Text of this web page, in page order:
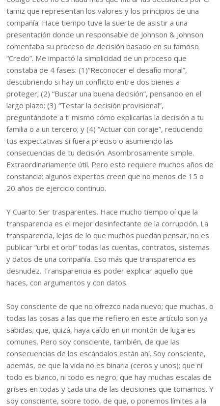
tamiz que representan los valores y los principios de una
compañía. Hace tiempo tuve la suerte de asistir a una
presentación donde un responsable de Johnson & Johnson
comentaba su proceso de decisión basado en su famoso
“Credo”. Me impactó la simplicidad de un proceso que
constaba de 4 fases: (1)“Reconocer el desafío moral”,
descubriendo si hay un conflicto entre dos bienes a
proteger; (2) “Buscar una buena decisión”, pensando en el
largo plazo; (3) “Testar la decisión provisional”,
preguntándote a ti mismo cómo explicarías la decisión a tu
familia o a un tercero; y (4) “Actuar con coraje”, reduciendo
tus expectativas si fuera preciso o asumiendo las
consecuencias de tu decisión. Asombrosamente simple.
Extraordinariamente útil. Pero esto requiere muchos años de
constancia: algunos expertos creen que no menos de 15 o
20 años de ejercicio continuo.
Y Cuarto: Ser trasparentes. Hace mucho tiempo oí que la
transparencia es el mejor desinfectante de la corrupción. La
transparencia, lejos de lo que muchos puedan pensar, no es
publicar “urbi et orbi” todas las cuentas, contratos, sistemas
y datos de una compañía. Eso más que transparencia es
desnudez. Transparencia es poder explicar aquello que
haces, con argumentos y con datos.
Soy consciente de que no ofrezco nada nuevo; que muchas, o
todas las cosas a las que me refiero en este artículo son ya
sabidas; que, quizá, haya caído en un montón de lugares
comunes. Pero soy consciente, también, de que las
consecuencias de los escándalos están ahí. Soy consciente,
además, de que la vida no es binaria (ceros y unos); que ni
todo es blanco, ni todo es negro; que hay muchas escalas de
grises en todas y cada una de las decisiones que tomamos. Y
soy consciente, sobre todo, de que, o ponemos límites a la